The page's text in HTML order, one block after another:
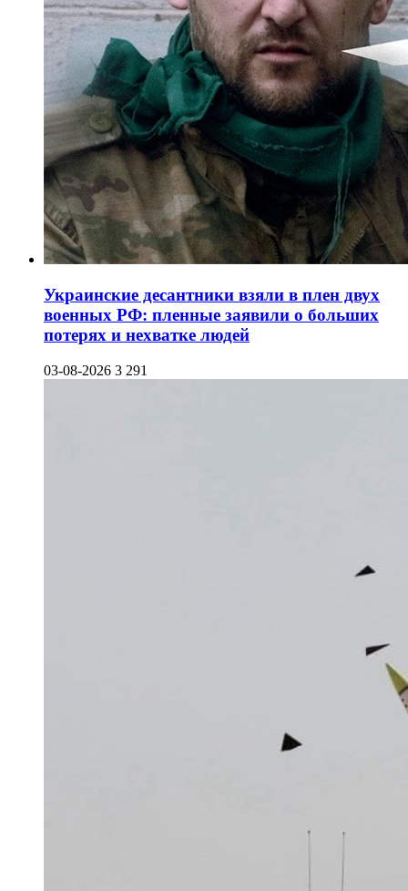
Украинские десантники взяли в плен двух
военных РФ: пленные заявили о больших
потерях и нехватке людей
03-08-2026 3 291